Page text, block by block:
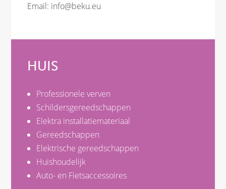
Email: info@beku.eu
HUIS
Professionele verven
Schildersgereedschappen
Elektra installatiemateriaal
Gereedschappen
Elektrische gereedschappen
Huishoudelijk
Auto- en Fietsaccessoires